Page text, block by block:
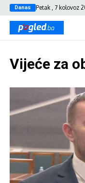
Danas Petak , 7 kolovoz
Vijeće za